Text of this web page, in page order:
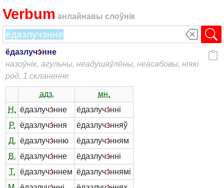
Verbum анлайнавы слоўнік
ёдазлучэ́нне
назоўнік, агульны, неадушаўлёны, неасабовы, ніякі
род, 1 скланенне
адз.
мн.
Н. ёдазлучэ́нне ёдазлучэ́нні
Р.
ёдазлучэ́ння ёдазлучэ́нняў
Д. ёдазлучэ́нню ёдазлучэ́нням
В. ёдазлучэ́нне ёдазлучэ́нні
Т.
ёдазлучэ́ннем ёдазлучэ́ннямі